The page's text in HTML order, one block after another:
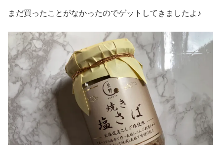
まだ買ったことがなかったのでゲットしてきましたよ♪